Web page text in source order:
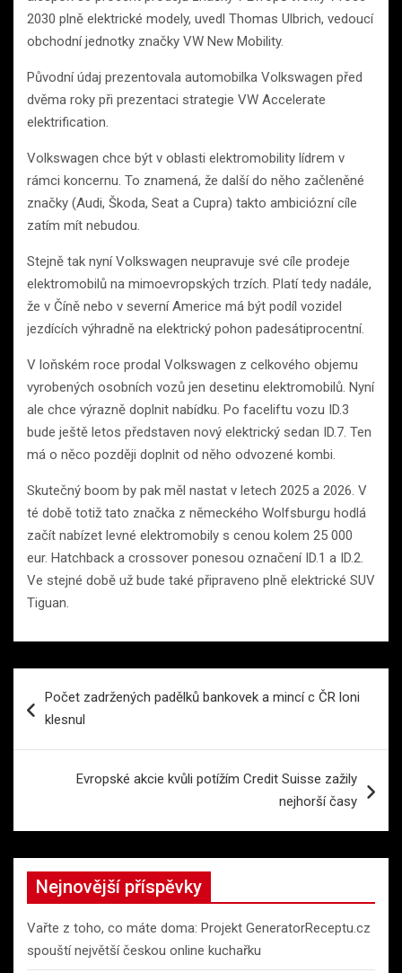
2030 plně elektrické modely, uvedl Thomas Ulbrich, vedoucí
obchodní jednotky značky VW New Mobility.
Původní údaj prezentovala automobilka Volkswagen před
dvěma roky při prezentaci strategie VW Accelerate
elektrification.
Volkswagen chce být v oblasti elektromobility lídrem v
rámci koncernu. To znamená, že další do něho začleněné
značky (Audi, Škoda, Seat a Cupra) takto ambiciózní cíle
zatím mít nebudou.
Stejně tak nyní Volkswagen neupravuje své cíle prodeje
elektromobilů na mimoevropských trzích. Platí tedy nadále,
že v Číně nebo v severní Americe má být podíl vozidel
jezdících výhradně na elektrický pohon padesátiprocentní.
V loňském roce prodal Volkswagen z celkového objemu
vyrobených osobních vozů jen desetinu elektromobilů. Nyní
ale chce výrazně doplnit nabídku. Po faceliftu vozu ID.3
bude ještě letos představen nový elektrický sedan ID.7. Ten
má o něco později doplnit od něho odvozené kombi.
Skutečný boom by pak měl nastat v letech 2025 a 2026. V
té době totiž tato značka z německého Wolfsburgu hodlá
začít nabízet levné elektromobily s cenou kolem 25 000
eur. Hatchback a crossover ponesou označení ID.1 a ID.2.
Ve stejné době už bude také připraveno plně elektrické SUV
Tiguan.
proPočet zadržených padělků bankovek a mincí c ČR loni
klesnul
Evropské akcie kvůli potížím Credit Suisse zažily
nejhorší časy
Nejnovější příspěvky
Vařte z toho, co máte doma: Projekt GeneratorReceptu.cz
spouští největší českou online kuchařku